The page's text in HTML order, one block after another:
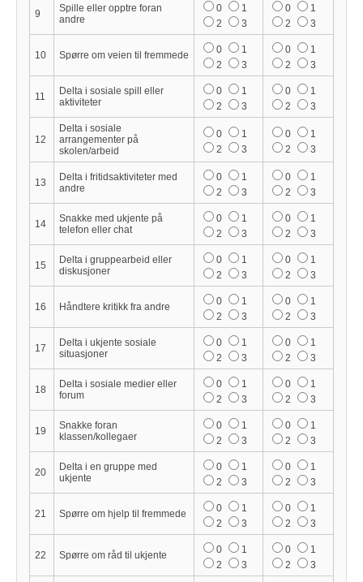
9
Spille eller opptre foran
andre
0
1
2
3
0
1
2
3
10 Spørre om veien til fremmede 0
1
2
3
0
1
2
3
11
Delta i sosiale spill eller
aktiviteter
0
1
2
3
0
1
2
3
12
Delta i sosiale
arrangementer på
skolen/arbeid
0
1
2
3
0
1
2
3
13
Delta i fritidsaktiviteter med
andre
0
1
2
3
0
1
2
3
14
Snakke med ukjente på
telefon eller chat
0
1
2
3
0
1
2
3
15
Delta i gruppearbeid eller
diskusjoner
0
1
2
3
0
1
2
3
16 Håndtere kritikk fra andre 0
1
2
3
0
1
2
3
17
Delta i ukjente sosiale
situasjoner
0
1
2
3
0
1
2
3
18
Delta i sosiale medier eller
forum
0
1
2
3
0
1
2
3
19
Snakke foran
klassen/kollegaer
0
1
2
3
0
1
2
3
20
Delta i en gruppe med
ukjente
0
1
2
3
0
1
2
3
21 Spørre om hjelp til fremmede 0
1
2
3
0
1
2
3
22 Spørre om råd til ukjente 0
1
2
3
0
1
2
3